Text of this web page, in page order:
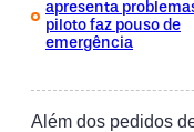
apresenta
piloto faz pouso de
emergência
Além dos pedidos